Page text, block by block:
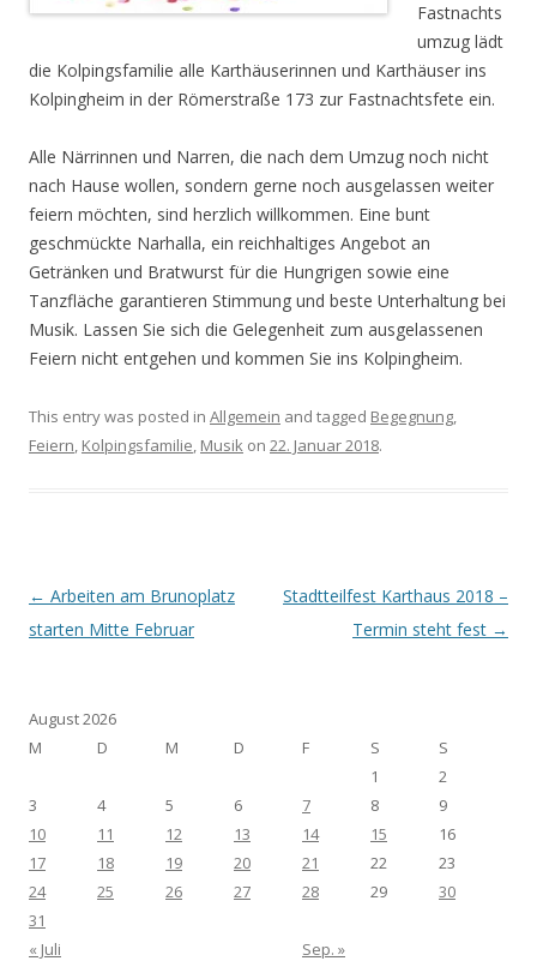
Fastnachts
umzug lädt
die Kolpingsfamilie alle Karthäuserinnen und Karthäuser ins
Kolpingheim in der Römerstraße 173 zur Fastnachtsfete ein.
Alle Närrinnen und Narren, die nach dem Umzug noch nicht
nach Hause wollen, sondern gerne noch ausgelassen weiter
feiern möchten, sind herzlich willkommen. Eine bunt
geschmückte Narhalla, ein reichhaltiges Angebot an
Getränken und Bratwurst für die Hungrigen sowie eine
Tanzfläche garantieren Stimmung und beste Unterhaltung bei
Musik. Lassen Sie sich die Gelegenheit zum ausgelassenen
Feiern nicht entgehen und kommen Sie ins Kolpingheim.
This entry was posted in Allgemein and tagged Begegnung,
Feiern, Kolpingsfamilie, Musik on 22. Januar 2018.
Post navigation
← Arbeiten am Brunoplatz
starten Mitte Februar
Stadtteilfest Karthaus 2018 –
Termin steht fest →
August 2026
M
D M D F S
S
1
2
3
4 5 6 7 8
9
10
11 12 13 14 15
16
17
18 19 20 21 22
23
24
25 26 27 28 29
30
31
« Juli
Sep. »